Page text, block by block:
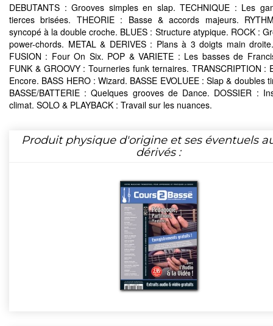
DEBUTANTS : Grooves simples en slap. TECHNIQUE : Les
tierces brisées. THEORIE : Basse & accords majeurs.
syncopé à la double croche. BLUES : Structure atypique. ROCK :
power-chords. METAL & DERIVES : Plans à 3 doigts main
FUSION : Four On Six. POP & VARIETE : Les basses de
FUNK & GROOVY : Tourneries funk ternaires. TRANSCRIPTION :
Encore. BASS HERO : Wizard. BASSE EVOLUEE : Slap & doubles
BASSE/BATTERIE : Quelques grooves de Dance. DOSSIER :
climat. SOLO & PLAYBACK : Travail sur les nuances.
Produit physique d'origine et ses éventuels
dérivés :